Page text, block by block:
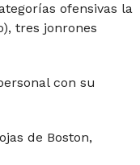
ofensivas la
tres jonrones
con su
de Boston,